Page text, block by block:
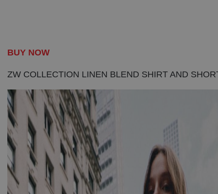
BUY NOW
ZW COLLECTION LINEN BLEND SHIRT AND